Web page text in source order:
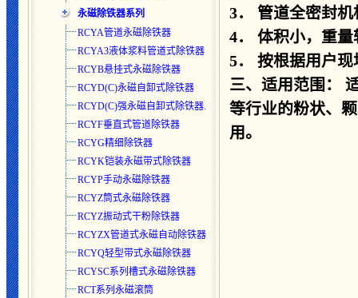
永磁除铁器系列
RCYA管道永磁除铁器
RCYA3液体浆料管道式除铁器
RCYB悬挂式永磁除铁器
RCYD(C)永磁自卸式除铁器
RCYD(C)强永磁自卸式除铁器.
RCYF垂直式管道除铁器
RCYG精细除铁器
RCYK铠装永磁带式除铁器
RCYP手动永磁除铁器
RCYZ筒式永磁除铁器
RCYZ振动式干粉除铁器
RCYZX管道式永磁自动除铁器
RCYQ轻型带式永磁除铁器
RCYSC系列槽式永磁除铁器
RCT系列永磁滚筒
3． 管道全密封
4． 体积小，重
5． 按根据用户
三、适用范围：
等行业的粉状、
用。